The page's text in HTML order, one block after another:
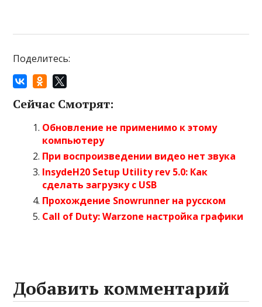
Поделитесь:
Сейчас Смотрят:
Обновление не применимо к этому
компьютеру
При воспроизведении видео нет звука
InsydeH20 Setup Utility rev 5.0: Как
сделать загрузку с USB
Прохождение Snowrunner на русском
Call of Duty: Warzone настройка графики
Добавить комментарий